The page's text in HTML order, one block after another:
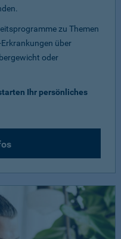
zu Themen
über
oder
Ihr persönliches